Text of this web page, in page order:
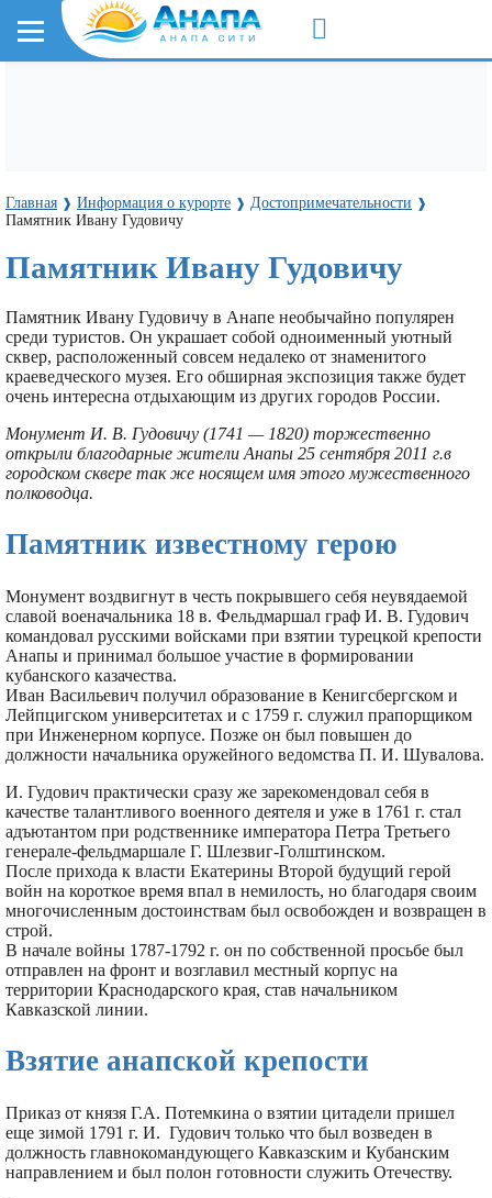
Главная ❱ Информация о курорте ❱ Достопримечательности ❱
Памятник Ивану Гудовичу
Памятник Ивану Гудовичу
Памятник Ивану Гудовичу в Анапе необычайно популярен
среди туристов. Он украшает собой одноименный уютный
сквер, расположенный совсем недалеко от знаменитого
краеведческого музея. Его обширная экспозиция также будет
очень интересна отдыхающим из других городов России.
Монумент И. В. Гудовичу (1741 — 1820) торжественно
открыли благодарные жители Анапы 25 сентября 2011 г.в
городском сквере так же носящем имя этого мужественного
полководца.
Памятник известному герою
Монумент воздвигнут в честь покрывшего себя неувядаемой
славой военачальника 18 в. Фельдмаршал граф И. В. Гудович
командовал русскими войсками при взятии турецкой крепости
Анапы и принимал большое участие в формировании
кубанского казачества.
Иван Васильевич получил образование в Кенигсбергском и
Лейпцигском университетах и с 1759 г. служил прапорщиком
при Инженерном корпусе. Позже он был повышен до
должности начальника оружейного ведомства П. И. Шувалова.
И. Гудович практически сразу же зарекомендовал себя в
качестве талантливого военного деятеля и уже в 1761 г. стал
адъютантом при родственнике императора Петра Третьего
генерале-фельдмаршале Г. Шлезвиг-Голштинском.
После прихода к власти Екатерины Второй будущий герой
войн на короткое время впал в немилость, но благодаря своим
многочисленным достоинствам был освобожден и возвращен в
строй.
В начале войны 1787-1792 г. он по собственной просьбе был
отправлен на фронт и возглавил местный корпус на
территории Краснодарского края, став начальником
Кавказской линии.
Взятие анапской крепости
Приказ от князя Г.А. Потемкина о взятии цитадели пришел
еще зимой 1791 г. И. Гудович только что был возведен в
должность главнокомандующего Кавказским и Кубанским
направлением и был полон готовности служить Отечеству.